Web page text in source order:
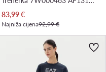
Trenutna cijena
83,99€
Najniža cijena92,99 €